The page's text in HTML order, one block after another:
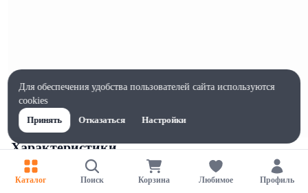
Характеристики
Ширина, мм
66
Каталог Поиск Корзина Любимое Профиль
Для обеспечения удобства пользователей сайта используются
cookies
Принять
Отказаться Настройки